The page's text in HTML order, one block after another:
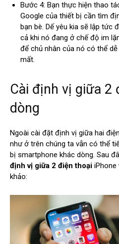
Bước 4: Bạn thực hiện thao
Google của thiết bị cần tìm
bạn bè. Dế yêu kia sẽ lập tức
cả khi nó đang ở chế độ im
để chủ nhân của nó có thể
mất.
Cài định vị giữa 2
dòng
Ngoài cài đặt định vị giữa hai
như ở trên chúng ta vẫn có thể
bị smartphone khác dòng. Sau
định vị giữa 2 điện thoại iPhone
khảo: